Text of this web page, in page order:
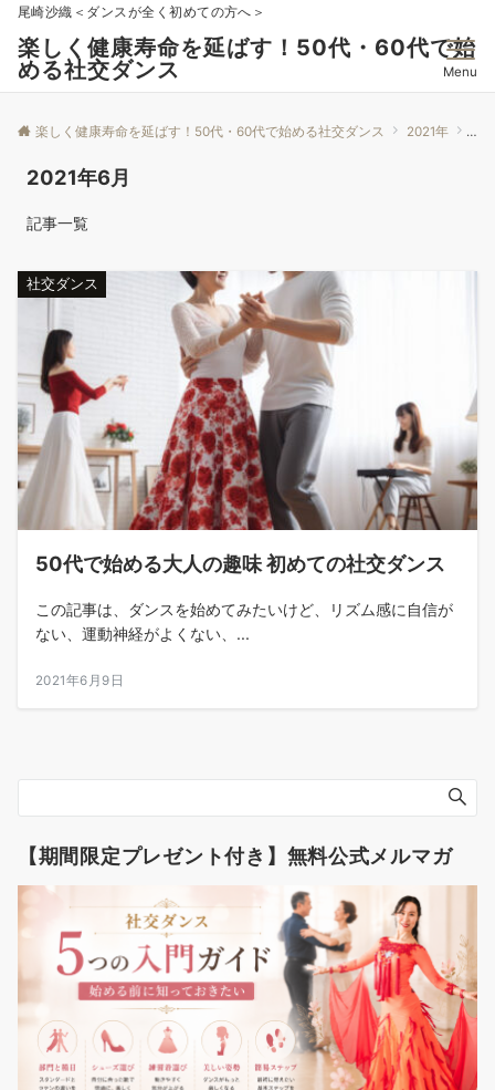
尾崎沙織＜ダンスが全く初めての方へ＞
楽しく健康寿命を延ばす！50代・60代で始
める社交ダンス
Menu
楽しく健康寿命を延ばす！50代・60代で始める社交ダンス 2021年 6月
2021年6月
記事一覧
社交ダンス
50代で始める大人の趣味 初めての社交ダンス
この記事は、ダンスを始めてみたいけど、リズム感に自信が
ない、運動神経がよくない、...
2021年6月9日
【期間限定プレゼント付き】無料公式メルマガ